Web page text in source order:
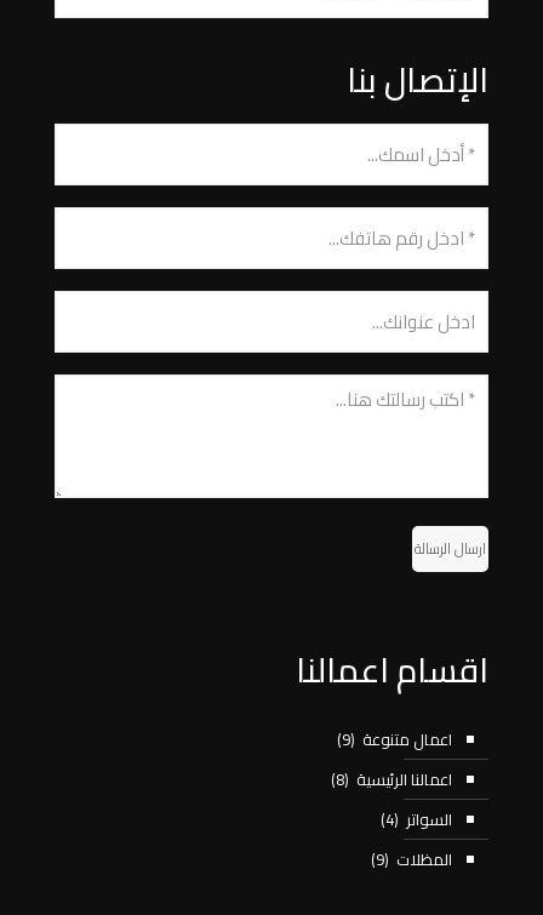
الإتصال بنا
ارسال الرسالة
اقسام اعمالنا
اعمال متنوعة (9)
اعمالنا الرئيسية (8)
السواتر (4)
المظلات (9)